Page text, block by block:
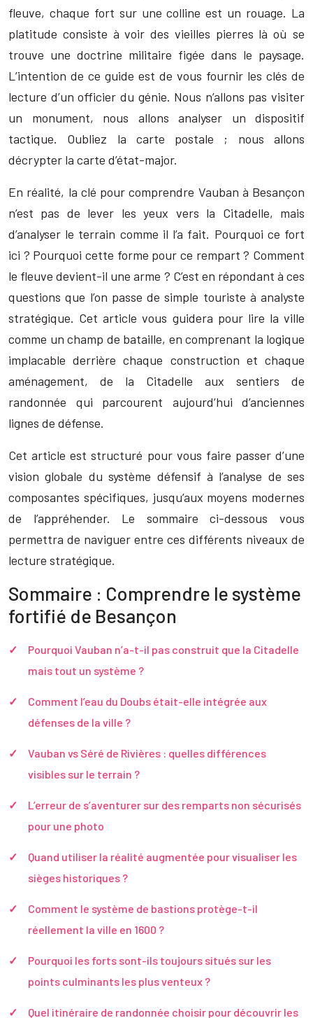
fleuve, chaque fort sur une colline est un rouage. La
platitude consiste à voir des vieilles pierres là où se
trouve une doctrine militaire figée dans le paysage.
L’intention de ce guide est de vous fournir les clés de
lecture d’un officier du génie. Nous n’allons pas visiter
un monument, nous allons analyser un dispositif
tactique. Oubliez la carte postale ; nous allons
décrypter la carte d’état-major.
En réalité, la clé pour comprendre Vauban à Besançon
n’est pas de lever les yeux vers la Citadelle, mais
d’analyser le terrain comme il l’a fait. Pourquoi ce fort
ici ? Pourquoi cette forme pour ce rempart ? Comment
le fleuve devient-il une arme ? C’est en répondant à ces
questions que l’on passe de simple touriste à analyste
stratégique. Cet article vous guidera pour lire la ville
comme un champ de bataille, en comprenant la logique
implacable derrière chaque construction et chaque
aménagement, de la Citadelle aux sentiers de
randonnée qui parcourent aujourd’hui d’anciennes
lignes de défense.
Cet article est structuré pour vous faire passer d’une
vision globale du système défensif à l’analyse de ses
composantes spécifiques, jusqu’aux moyens modernes
de l’appréhender. Le sommaire ci-dessous vous
permettra de naviguer entre ces différents niveaux de
lecture stratégique.
Sommaire : Comprendre le système
fortifié de Besançon
Pourquoi Vauban n’a-t-il pas construit que la Citadelle
mais tout un système ?
Comment l’eau du Doubs était-elle intégrée aux
défenses de la ville ?
Vauban vs Séré de Rivières : quelles différences
visibles sur le terrain ?
L’erreur de s’aventurer sur des remparts non sécurisés
pour une photo
Quand utiliser la réalité augmentée pour visualiser les
sièges historiques ?
Comment le système de bastions protège-t-il
réellement la ville en 1600 ?
Pourquoi les forts sont-ils toujours situés sur les
points culminants les plus venteux ?
Quel itinéraire de randonnée choisir pour découvrir les